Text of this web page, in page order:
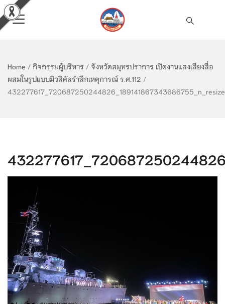
Home / กิจกรรมผู้บริหาร / จังหวัดสมุทรปราการ เปิดงานแสงเสียงสื่อ
ผสมในรูปแบบมิวสิคัลรำลึกเหตุการณ์ ร.ศ.112 /
432277617_720687250244826_189141867343686755_n_resize